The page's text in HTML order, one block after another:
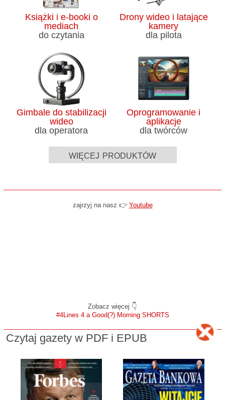
Książki i e-booki o
mediach
do czytania
Drony wideo i latające
kamery
dla pilota
Gimbale do stabilizacji
wideo
dla operatora
Oprogramowanie i
aplikacje
dla twórców
więcej produktów
zajrzyj na nasz 👉 Youtube
Zobacz więcej 👇
#4Lines 4 a Good(?) Morning SHORTS
Czytaj gazety w PDF i EPUB